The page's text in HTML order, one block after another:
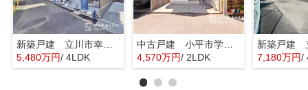
新築戸建 立川市幸町6丁目 全1棟
5,480万円/ 4LDK
中古戸建 小平市学園東町 全1棟
4,570万円/ 2LDK 7,180万円/